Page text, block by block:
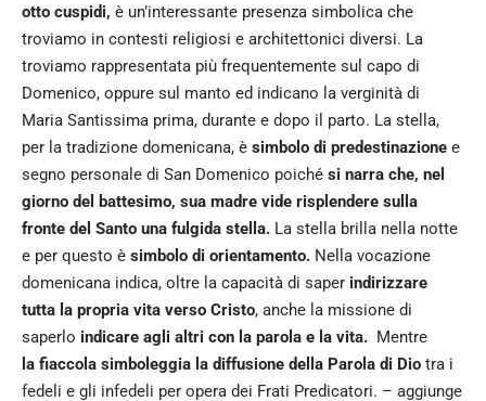
otto cuspidi, è un’interessante presenza simbolica che
troviamo in contesti religiosi e architettonici diversi. La
troviamo rappresentata più frequentemente sul capo di
Domenico, oppure sul manto ed indicano la verginità di
Maria Santissima prima, durante e dopo il parto. La stella,
per la tradizione domenicana, è simbolo di predestinazione e
segno personale di San Domenico poiché si narra che, nel
giorno del battesimo, sua madre vide risplendere sulla
fronte del Santo una fulgida stella. La stella brilla nella notte
e per questo è simbolo di orientamento. Nella vocazione
domenicana indica, oltre la capacità di saper indirizzare
tutta la propria vita verso Cristo, anche la missione di
saperlo indicare agli altri con la parola e la vita. Mentre
la fiaccola simboleggia la diffusione della Parola di Dio tra i
fedeli e gli infedeli per opera dei Frati Predicatori. – aggiunge